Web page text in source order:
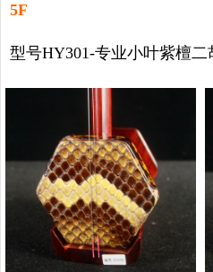
5F
型号HY301-专业小叶紫檀二